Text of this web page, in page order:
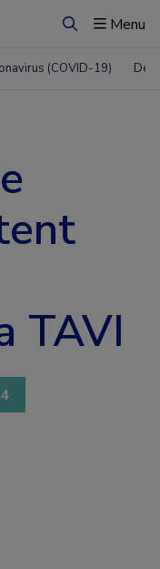
ZoekenMenu
(COVID-19)
TAVI